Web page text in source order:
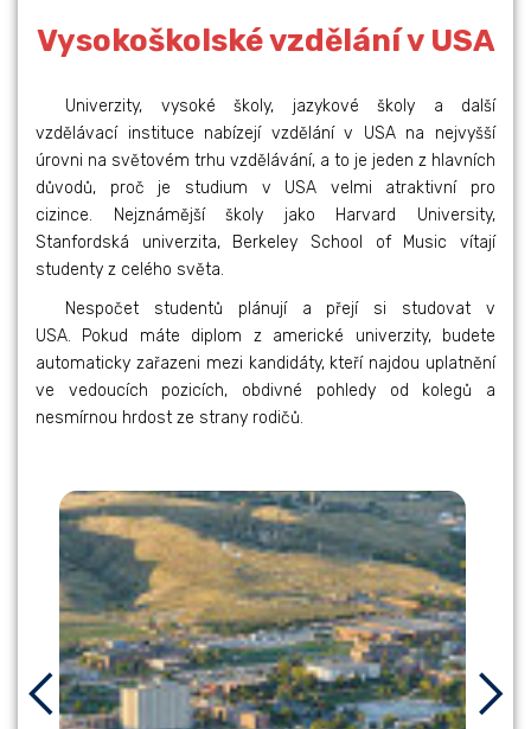
Vysokoškolské vzdělání v USA
Univerzity, vysoké školy, jazykové školy a další
vzdělávací instituce nabízejí vzdělání v USA na nejvyšší
úrovni na světovém trhu vzdělávání, a to je jeden z hlavních
důvodů, proč je studium v USA velmi atraktivní pro
cizince. Nejznámější školy jako Harvard University,
Stanfordská univerzita, Berkeley School of Music vítají
studenty z celého světa.
Nespočet studentů plánují a přejí si studovat v
USA. Pokud máte diplom z americké univerzity, budete
automaticky zařazeni mezi kandidáty, kteří najdou uplatnění
ve vedoucích pozicích, obdivné pohledy od kolegů a
nesmírnou hrdost ze strany rodičů.